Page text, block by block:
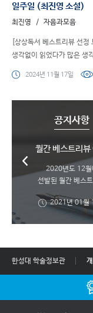
일주일 (최진영 소설)
최진영 자음과모음
[상상독서 베스트리뷰 선
생각없이 읽었다가 많은 생
2024년 11월 17일
공지사항
2020학년도 2
<2020학년도
2학기 상상독서 마
승급자 경품 지급
2021년 01월
2020년도 12월
선발된 월간 베스
선정 학생을 다음과
2021년 01월
2020년도 11월
선발된 월간 베스
선정 학생을 다음과
2020년 12월
2020학년도 10월
선발된 월간 베스
선정학생을 다음
2020년 11월
2020학년도 9월
선발된 월간 베스
2020년 10월
한성대 학술정보관